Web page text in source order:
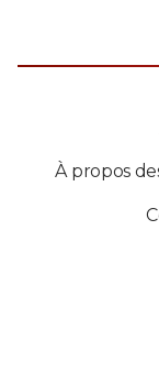
À propos